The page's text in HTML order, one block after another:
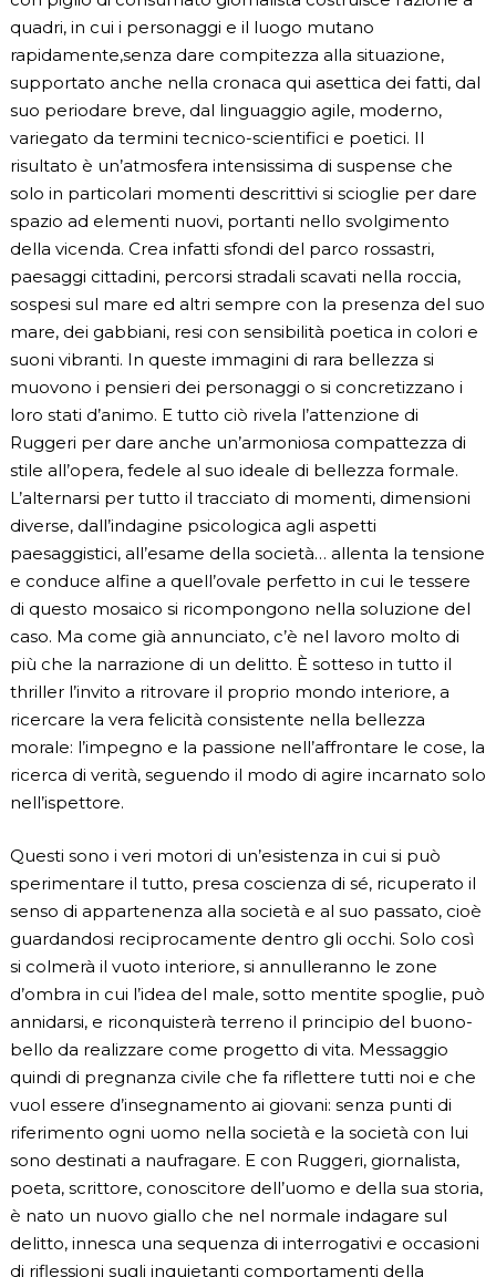
quadri, in cui i personaggi e il luogo mutano
rapidamente,senza dare compitezza alla situazione,
supportato anche nella cronaca qui asettica dei fatti, dal
suo periodare breve, dal linguaggio agile, moderno,
variegato da termini tecnico-scientifici e poetici. Il
risultato è un’atmosfera intensissima di suspense che
solo in particolari momenti descrittivi si scioglie per dare
spazio ad elementi nuovi, portanti nello svolgimento
della vicenda. Crea infatti sfondi del parco rossastri,
paesaggi cittadini, percorsi stradali scavati nella roccia,
sospesi sul mare ed altri sempre con la presenza del suo
mare, dei gabbiani, resi con sensibilità poetica in colori e
suoni vibranti. In queste immagini di rara bellezza si
muovono i pensieri dei personaggi o si concretizzano i
loro stati d’animo. E tutto ciò rivela l’attenzione di
Ruggeri per dare anche un’armoniosa compattezza di
stile all’opera, fedele al suo ideale di bellezza formale.
L’alternarsi per tutto il tracciato di momenti, dimensioni
diverse, dall’indagine psicologica agli aspetti
paesaggistici, all’esame della società… allenta la tensione
e conduce alfine a quell’ovale perfetto in cui le tessere
di questo mosaico si ricompongono nella soluzione del
caso. Ma come già annunciato, c’è nel lavoro molto di
più che la narrazione di un delitto. È sotteso in tutto il
thriller l’invito a ritrovare il proprio mondo interiore, a
ricercare la vera felicità consistente nella bellezza
morale: l’impegno e la passione nell’affrontare le cose, la
ricerca di verità, seguendo il modo di agire incarnato solo
nell’ispettore.
Questi sono i veri motori di un’esistenza in cui si può
sperimentare il tutto, presa coscienza di sé, ricuperato il
senso di appartenenza alla società e al suo passato, cioè
guardandosi reciprocamente dentro gli occhi. Solo così
si colmerà il vuoto interiore, si annulleranno le zone
d’ombra in cui l’idea del male, sotto mentite spoglie, può
annidarsi, e riconquisterà terreno il principio del buono-
bello da realizzare come progetto di vita. Messaggio
quindi di pregnanza civile che fa riflettere tutti noi e che
vuol essere d’insegnamento ai giovani: senza punti di
riferimento ogni uomo nella società e la società con lui
sono destinati a naufragare. E con Ruggeri, giornalista,
poeta, scrittore, conoscitore dell’uomo e della sua storia,
è nato un nuovo giallo che nel normale indagare sul
delitto, innesca una sequenza di interrogativi e occasioni
di riflessioni sugli inquietanti comportamenti della